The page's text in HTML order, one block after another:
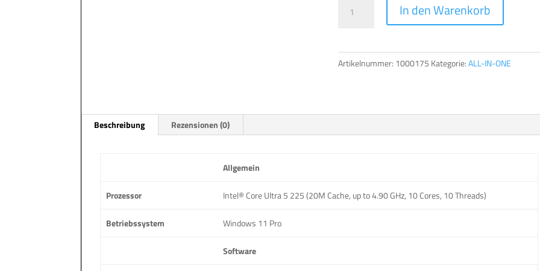
In den Warenkorb
r
i
Artikelnummer: 1000175 Kategorie:ALL-IN-ONE
Beschreibung Rezensionen (0)
Allgemein
Prozessor Intel® Core Ultra 5 225 (20M Cache, up to 4.90 GHz, 10 Cores, 10 Threads)
Betriebssystem Windows 11 Pro
Software